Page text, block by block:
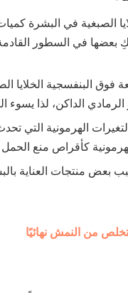
الصبغية في البشرة
بعضها في السطور
فوق البنفسجية الخلايا
الرمادي الداكن، لذا
الهرمونية التي
كأقراص منع
بعض منتجات العناية